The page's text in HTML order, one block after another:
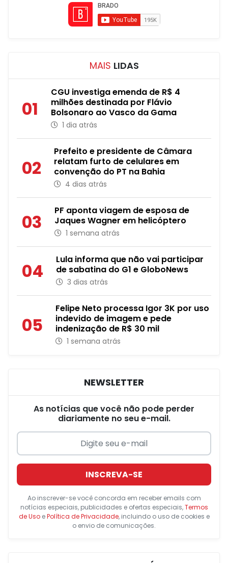
MAIS LIDAS
01
CGU investiga emenda de R$ 4
milhões destinada por Flávio
Bolsonaro ao Vasco da Gama
1 dia atrás
02
Prefeito e presidente de Câmara
relatam furto de celulares em
convenção do PT na Bahia
4 dias atrás
03
PF aponta viagem de esposa de
Jaques Wagner em helicóptero
1 semana atrás
04
Lula informa que não vai participar
de sabatina do G1 e GloboNews
3 dias atrás
05
Felipe Neto processa Igor 3K por uso
indevido de imagem e pede
indenização de R$ 30 mil
1 semana atrás
NEWSLETTER
As notícias que você não pode perder
diariamente no seu e-mail.
INSCREVA-SE
Ao inscrever-se você concorda em receber emails com
notícias especiais, publicidades e ofertas especiais,Termos
de UsoePolítica de Privacidade, incluindo o uso de cookies e
o envio de comunicações.